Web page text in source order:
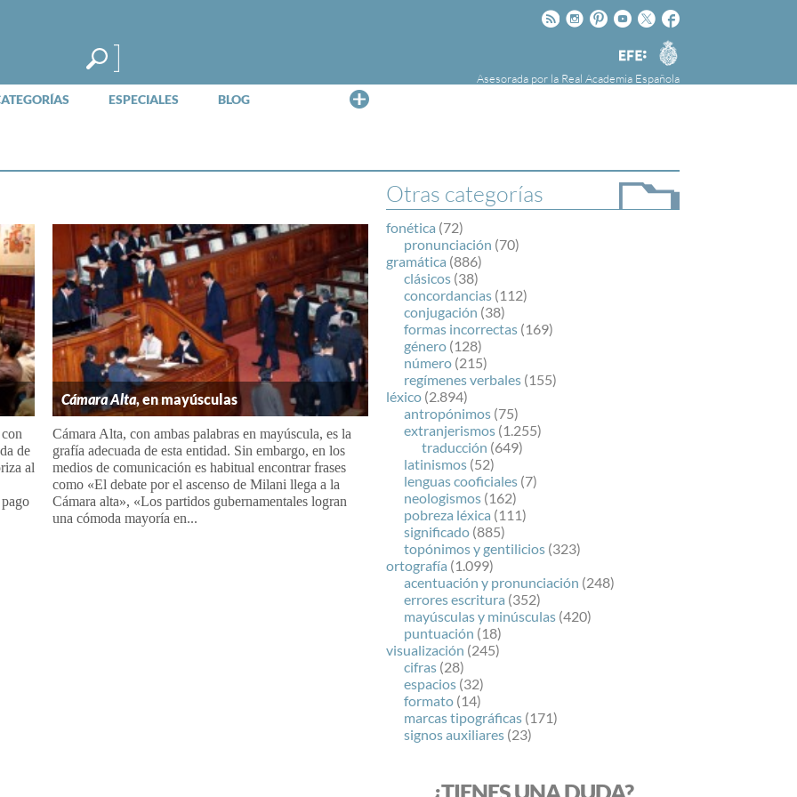
Facebook
Twitter
Youtube
Pinteres
Instagram
Rss
Agencia
EFE
Asesorada por la Real Academia Española
ESPECIALES BLOG
la Agencia Efe y la Real Academia Española,
cuyo objetivo es colaborar con el buen uso del
español en los medios de comunicación y en
Internet.
Otras categorías
fonética (72)
pronunciación (70)
gramática (886)
clásicos (38)
concordancias (112)
conjugación (38)
formas incorrectas (169)
género (128)
número (215)
regímenes verbales (155)
léxico (2.894)
antropónimos (75)
extranjerismos (1.255)
traducción (649)
latinismos (52)
lenguas cooficiales (7)
neologismos (162)
pobreza léxica (111)
significado (885)
topónimos y gentilicios (323)
ortografía (1.099)
acentuación y pronunciación (248)
errores escritura (352)
mayúsculas y minúsculas (420)
puntuación (18)
visualización (245)
cifras (28)
espacios (32)
formato (14)
marcas tipográficas (171)
signos auxiliares (23)
de
al
Cámara Alta, en mayúsculas
Cámara Alta, con ambas palabras en mayúscula, es la
grafía adecuada de esta entidad. Sin embargo, en los
medios de comunicación es habitual encontrar frases
como «El debate por el ascenso de Milani llega a la
Cámara alta», «Los partidos gubernamentales logran
una cómoda mayoría en...
¿TIENES UNA DUDA?